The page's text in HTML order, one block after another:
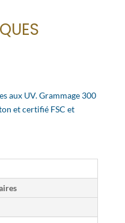
aux UV. Grammage 300
et certifié FSC et